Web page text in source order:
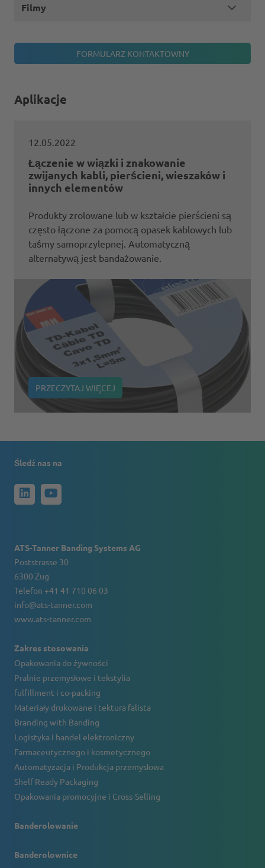
Filmy
Aplikacje
12.05.2022
Łączenie w wiązki i znakowanie
zwijanych kabli, pierścieni, wieszaków i
innych elementów
Produkty zrolowane lub w kształcie pierścieni są
często łączone za pomocą opasek kablowych lub
taśmy samoprzylepnej. Automatyczną
alternatywą jest bandażowanie.
PRZECZYTAJ WIĘCEJ
Śledź nas na
ATS-Tanner Banding Systems AG
Poststrasse 30
6300 Zug
Telefon +41 41 710 06 03
info@ats-tanner.com
www.ats-tanner.com
Zakres stosowania
Opakowania do żywności
Pralnie przemysłowe i tekstylia
fulfillment i co-packing
Materiały drukowane i tektura falista
Branding with Banding
Logistyka i handel elektroniczny
Farmaceutycznego i kosmetycznego
Automatyzacja i Produkcja przemysłowa
Shelf Ready Packaging
Opakowania promocyjne i Cross-Selling
Banderolowanie
Banderolownice